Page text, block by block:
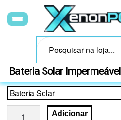
Bateria Solar Impermeável
Adicionar